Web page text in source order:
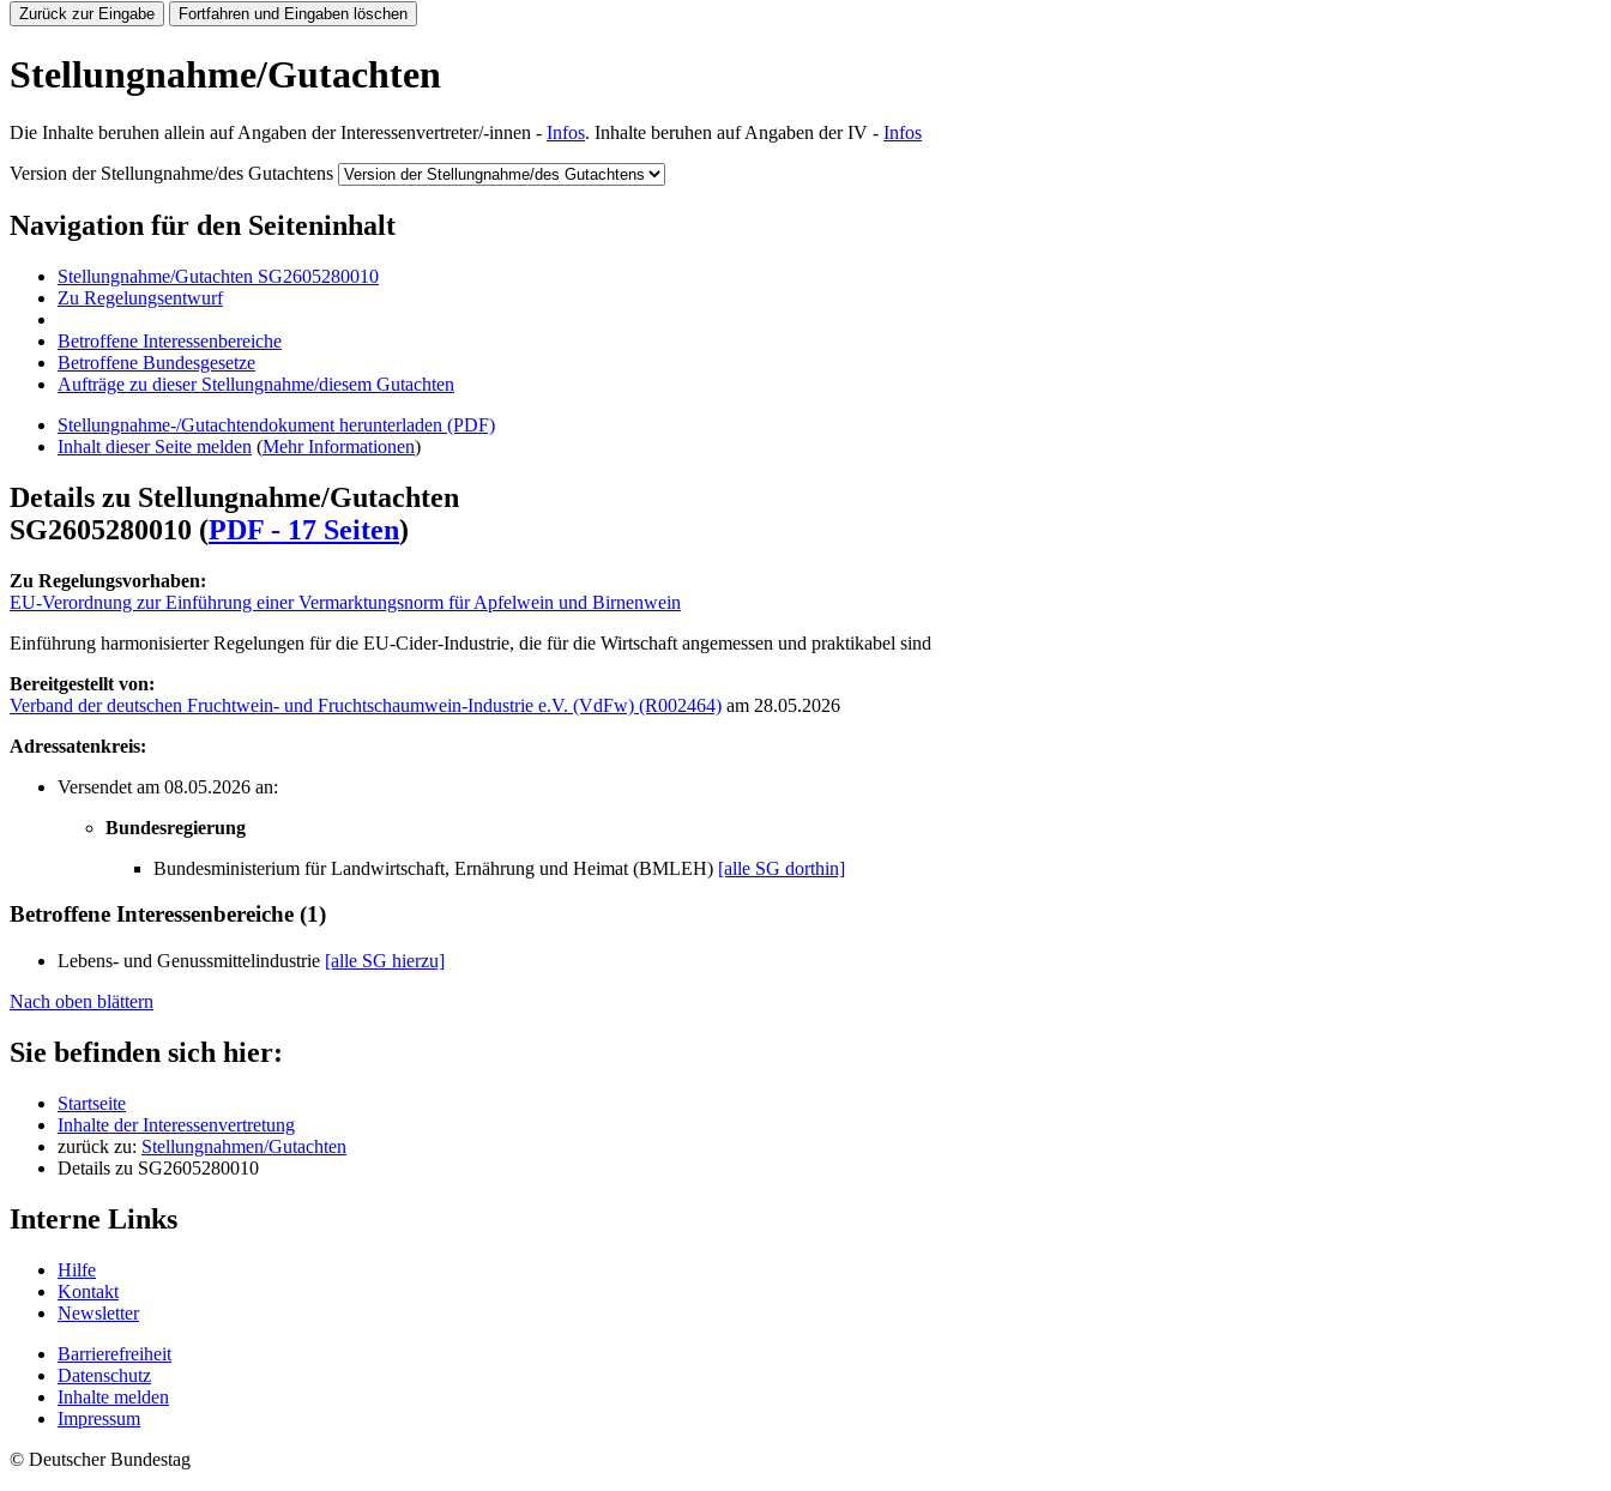
Zurück zur Eingabe Fortfahren und Eingaben löschen
Stellungnahme/Gutachten
Die Inhalte beruhen allein auf Angaben der Interessenvertreter/-innen - Infos. Inhalte beruhen auf Angaben der IV - Infos
Version der Stellungnahme/des Gutachtens
Navigation für den Seiteninhalt
Stellungnahme/Gutachten SG2605280010
Zu Regelungsentwurf
Betroffene Interessenbereiche
Betroffene Bundesgesetze
Aufträge zu dieser Stellungnahme/diesem Gutachten
Stellungnahme-/Gutachtendokument herunterladen (PDF)
Inhalt dieser Seite melden (Mehr Informationen)
Details zu Stellungnahme/Gutachten
SG2605280010 (PDF - 17 Seiten)
Zu Regelungsvorhaben:
EU-Verordnung zur Einführung einer Vermarktungsnorm für Apfelwein und Birnenwein
Einführung harmonisierter Regelungen für die EU-Cider-Industrie, die für die Wirtschaft angemessen und praktikabel sind
Bereitgestellt von:
Verband der deutschen Fruchtwein- und Fruchtschaumwein-Industrie e.V. (VdFw) (R002464) am 28.05.2026
Adressatenkreis:
Versendet am 08.05.2026 an:
Bundesregierung
Bundesministerium für Landwirtschaft, Ernährung und Heimat (BMLEH) [alle SG dorthin]
Betroffene Interessenbereiche (1)
Lebens- und Genussmittelindustrie [alle SG hierzu]
Nach oben blättern
Sie befinden sich hier:
Startseite
Inhalte der Interessenvertretung
zurück zu: Stellungnahmen/Gutachten
Details zu SG2605280010
Interne Links
Hilfe
Kontakt
Newsletter
Barrierefreiheit
Datenschutz
Inhalte melden
Impressum
© Deutscher Bundestag